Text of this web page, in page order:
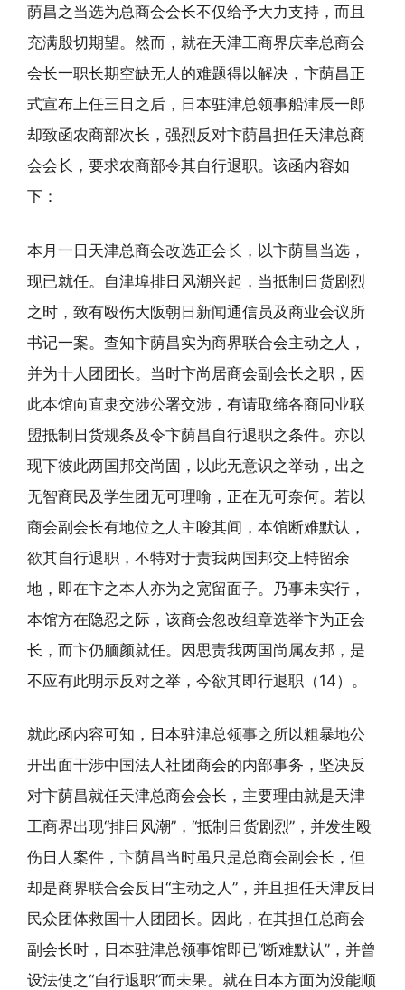
荫昌之当选为总商会会长不仅给予大力支持，而且
充满殷切期望。然而，就在天津工商界庆幸总商会
会长一职长期空缺无人的难题得以解决，卞荫昌正
式宣布上任三日之后，日本驻津总领事船津辰一郎
却致函农商部次长，强烈反对卞荫昌担任天津总商
会会长，要求农商部令其自行退职。该函内容如
下：
本月一日天津总商会改选正会长，以卞荫昌当选，
现已就任。自津埠排日风潮兴起，当抵制日货剧烈
之时，致有殴伤大阪朝日新闻通信员及商业会议所
书记一案。查知卞荫昌实为商界联合会主动之人，
并为十人团团长。当时卞尚居商会副会长之职，因
此本馆向直隶交涉公署交涉，有请取缔各商同业联
盟抵制日货规条及令卞荫昌自行退职之条件。亦以
现下彼此两国邦交尚固，以此无意识之举动，出之
无智商民及学生团无可理喻，正在无可奈何。若以
商会副会长有地位之人主唆其间，本馆断难默认，
欲其自行退职，不特对于责我两国邦交上特留余
地，即在卞之本人亦为之宽留面子。乃事未实行，
本馆方在隐忍之际，该商会忽改组章选举卞为正会
长，而卞仍腼颜就任。因思责我两国尚属友邦，是
不应有此明示反对之举，今欲其即行退职（14）。
就此函内容可知，日本驻津总领事之所以粗暴地公
开出面干涉中国法人社团商会的内部事务，坚决反
对卞荫昌就任天津总商会会长，主要理由就是天津
工商界出现“排日风潮”，“抵制日货剧烈”，并发生殴
伤日人案件，卞荫昌当时虽只是总商会副会长，但
却是商界联合会反日“主动之人”，并且担任天津反日
民众团体救国十人团团长。因此，在其担任总商会
副会长时，日本驻津总领事馆即已“断难默认”，并曾
设法使之“自行退职”而未果。就在日本方面为没能顺